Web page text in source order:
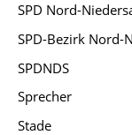
SPD Nord-
SPD-Bezirk Nord-
SPDNDS
Sprecher
Stade